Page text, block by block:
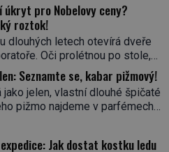
úkryt pro Nobelovy ceny?
roztok!
dlouhých letech otevírá dveře
Oči prolétnou po stole,
ulpěly na regálu, kde se nachází
látky. Hledá žluto-oranžovou
jakmile ji zahlédne, nesmírně
Teď může svůj plán
s názvem lučavka
Seznamte se, kabar pižmový!
jako jelen, vlastní dlouhé špičaté
pižmo najdeme v parfémech
zástupce zvířecí říše – kabara
Jak dostat kostku ledu